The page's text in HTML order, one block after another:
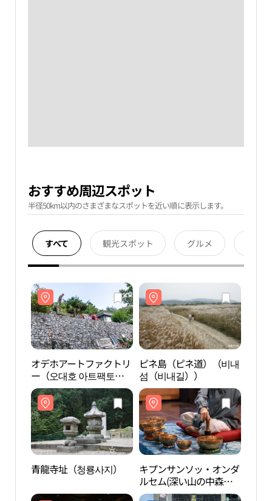
おすすめ周辺スポット
半径50km以内のさまざまなスポットを近い順に表示します。
すべて 観光スポット グルメ
オデホアートファクトリ
ー（오대호 아트팩토
리）
ピネ島（ピネ道）（비내
섬（비내길））
青龍寺址（청룡사지）
キプンサンソッ・オンダ
ルセム(深い山の中森の
泉) (깊은산속 옹달샘)